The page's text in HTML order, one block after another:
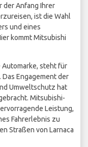
der Anfang Ihrer
ist die Wahl
und eines
kommt Mitsubishi
Automarke, steht für
Engagement der
Umweltschutz hat
Mitsubishi-
Leistung,
Fahrerlebnis zu
Straßen von Larnaca